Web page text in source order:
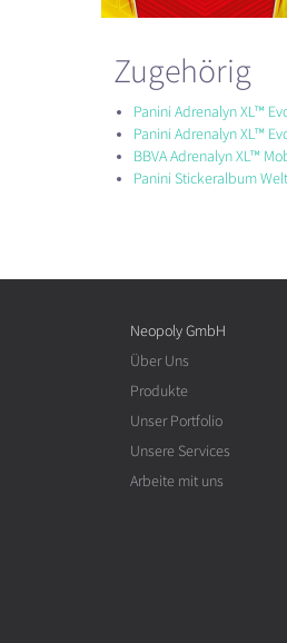
Zugehörig
Panini Adrenalyn XL™
Panini Adrenalyn XL™
BBVA Adrenalyn XL™
Panini Stickeralbum
Neopoly GmbH
Über Uns
Produkte
Unser Portfolio
Unsere Services
Arbeite mit uns